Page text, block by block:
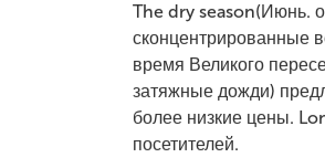
The dry season(Июнь.
сконцентрированные
время Великого
затяжные дожди)
более низкие цены.
посетителей.